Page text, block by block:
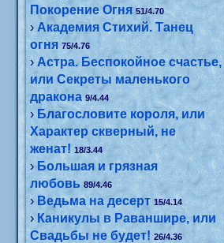
Покорение Огня 51/4.70
›Академия Стихий. Танец
огня 75/4.76
›Астра. Беспокойное счастье,
или Секреты маленького
дракона 9/4.44
›Благословите короля, или
Характер скверный, не
женат! 18/3.44
›Большая и грязная
любовь 89/4.46
›Ведьма на десерт 15/4.14
› Каникулы в Раваншире, или
Свадьбы не будет! 26/4.36